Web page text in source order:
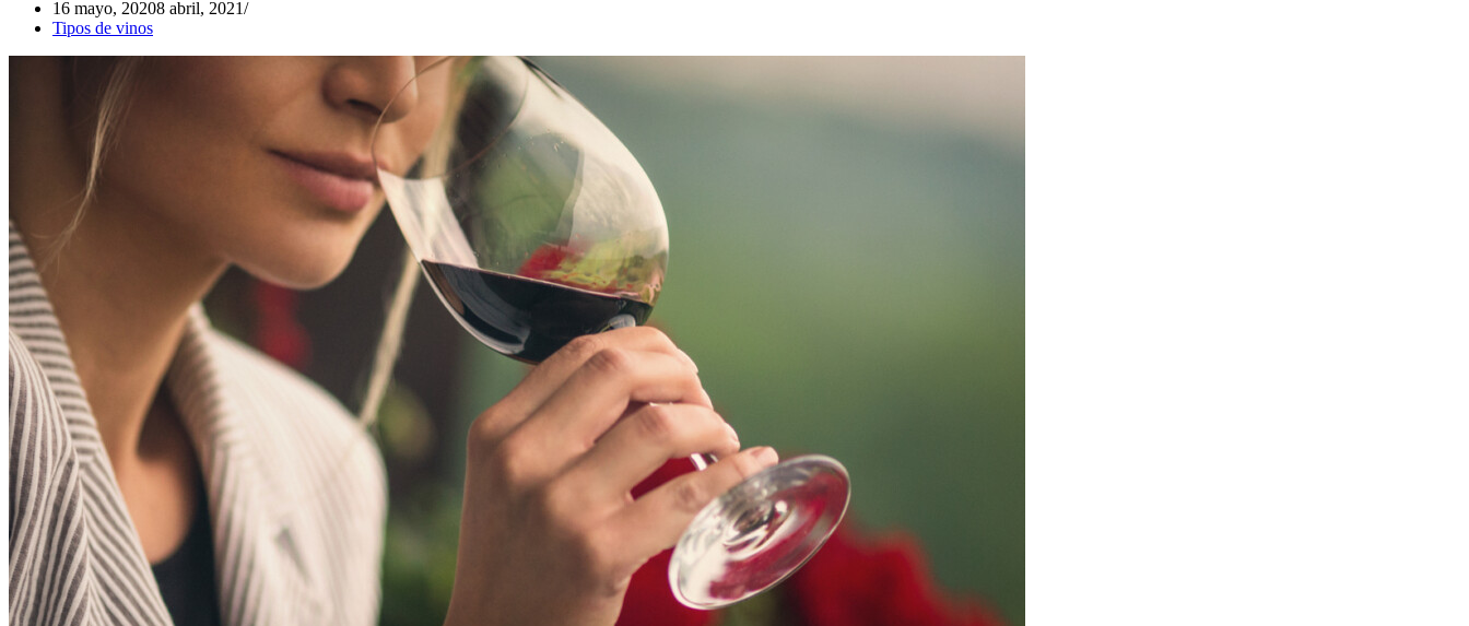
16 mayo, 20208 abril, 2021
Tipos de vinos